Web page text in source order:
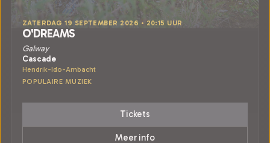
ZATERDAG 19 SEPTEMBER 2026 • 20:15 UUR
O'DREAMS
Galway
Cascade
Hendrik-Ido-Ambacht
POPULAIRE MUZIEK
Tickets
Meer info